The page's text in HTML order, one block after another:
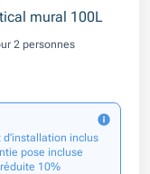
mural 100L
2 personnes
d’installation inclus
pose incluse
10%